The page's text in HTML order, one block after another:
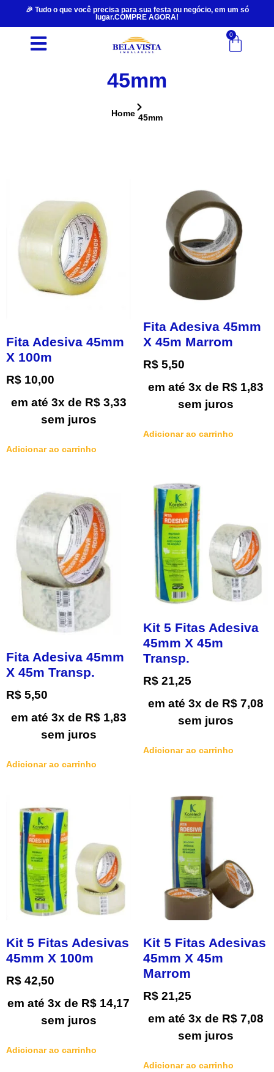
🎉 Tudo o que você precisa para sua festa ou negócio, em um só
lugar.COMPRE AGORA!
0
45mm
Home 45mm
Fita Adesiva 45mm
X 100m
R$ 10,00
em até 3x de R$3,33
sem juros
Adicionar ao carrinho
Fita Adesiva 45mm
X 45m Marrom
R$ 5,50
em até 3x de R$1,83
sem juros
Adicionar ao carrinho
Fita Adesiva 45mm
X 45m Transp.
R$ 5,50
em até 3x de R$1,83
sem juros
Adicionar ao carrinho
Kit 5 Fitas Adesiva
45mm X 45m
Transp.
R$ 21,25
em até 3x de R$7,08
sem juros
Adicionar ao carrinho
Kit 5 Fitas Adesivas
45mm X 100m
R$ 42,50
em até 3x de R$ 14,17
sem juros
Adicionar ao carrinho
Kit 5 Fitas Adesivas
45mm X 45m
Marrom
R$ 21,25
em até 3x de R$7,08
sem juros
Adicionar ao carrinho